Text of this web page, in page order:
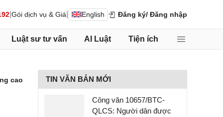
Gói dịch vụ & Giá English Đăng ký/ Đăng nhập
Luật sư tư vấn AI Luật Tiện ích
cao TIN VĂN BẢN MỚI
Công văn 10657/BTC-
QLCS: Người dân được